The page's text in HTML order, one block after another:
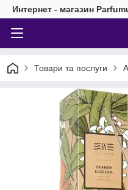
Интернет - магазин
Товари та послуги